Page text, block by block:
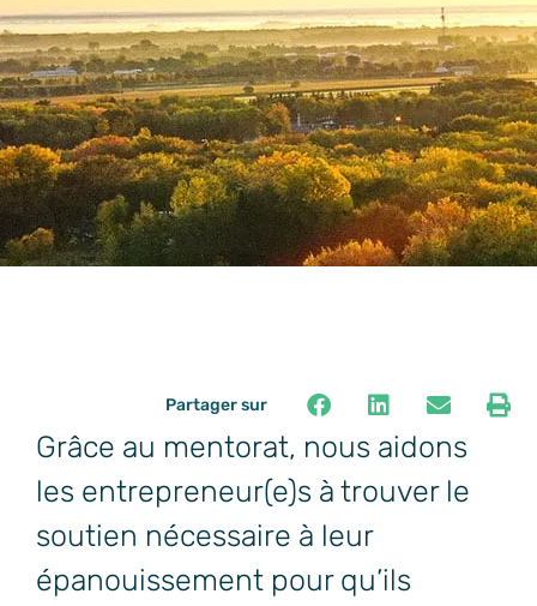
Partager sur
Grâce au mentorat, nous aidons
les entrepreneur(e)s à trouver le
soutien nécessaire à leur
épanouissement pour qu’ils